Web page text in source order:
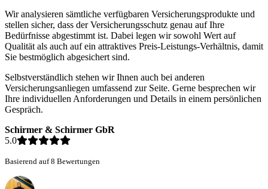
Wir analysieren sämtliche verfügbaren Versicherungsprodukte und
stellen sicher, dass der Versicherungsschutz genau auf Ihre
Bedürfnisse abgestimmt ist. Dabei legen wir sowohl Wert auf
Qualität als auch auf ein attraktives Preis-Leistungs-Verhältnis, damit
Sie bestmöglich abgesichert sind.
Selbstverständlich stehen wir Ihnen auch bei anderen
Versicherungsanliegen umfassend zur Seite. Gerne besprechen wir
Ihre individuellen Anforderungen und Details in einem persönlichen
Gespräch.
Schirmer & Schirmer GbR
5.0
Basierend auf 8 Bewertungen